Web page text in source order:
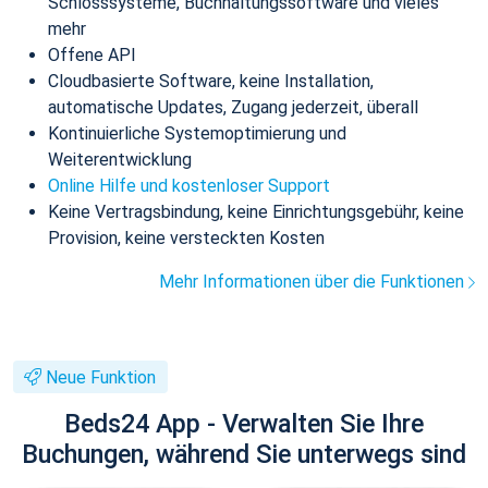
mehr
Offene API
Cloudbasierte Software, keine Installation,
automatische Updates, Zugang jederzeit, überall
Kontinuierliche Systemoptimierung und
Weiterentwicklung
Online Hilfe und kostenloser Support
Keine Vertragsbindung, keine Einrichtungsgebühr, keine
Provision, keine versteckten Kosten
Mehr Informationen über die Funktionen
Neue Funktion
Beds24 App - Verwalten Sie Ihre
Buchungen, während Sie unterwegs sind